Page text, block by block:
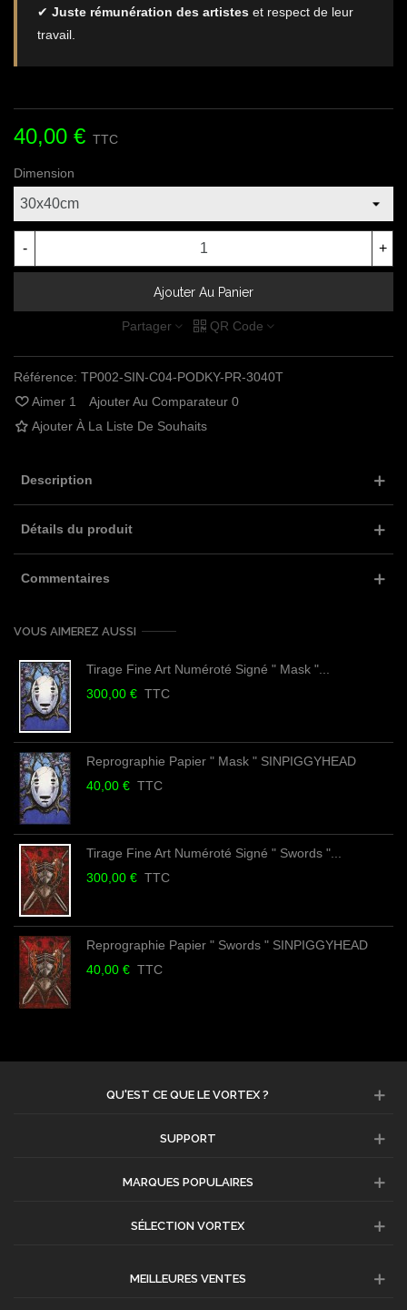
✔ Juste rémunération des artistes et respect de leur
travail.
40,00 € TTC
Dimension
- +
Ajouter Au Panier
Partager QR Code
Référence: TP002-SIN-C04-PODKY-PR-3040T
Aimer 1 Ajouter Au Comparateur 0
Ajouter À La Liste De Souhaits
Description
Détails du produit
Commentaires
VOUS AIMEREZ AUSSI
Tirage Fine Art Numéroté Signé " Mask "...
300,00 € TTC
Reprographie Papier " Mask " SINPIGGYHEAD
40,00 € TTC
Tirage Fine Art Numéroté Signé " Swords "...
300,00 € TTC
Reprographie Papier " Swords " SINPIGGYHEAD
40,00 € TTC
QU'EST CE QUE LE VORTEX ?
SUPPORT
MARQUES POPULAIRES
SÉLECTION VORTEX
MEILLEURES VENTES